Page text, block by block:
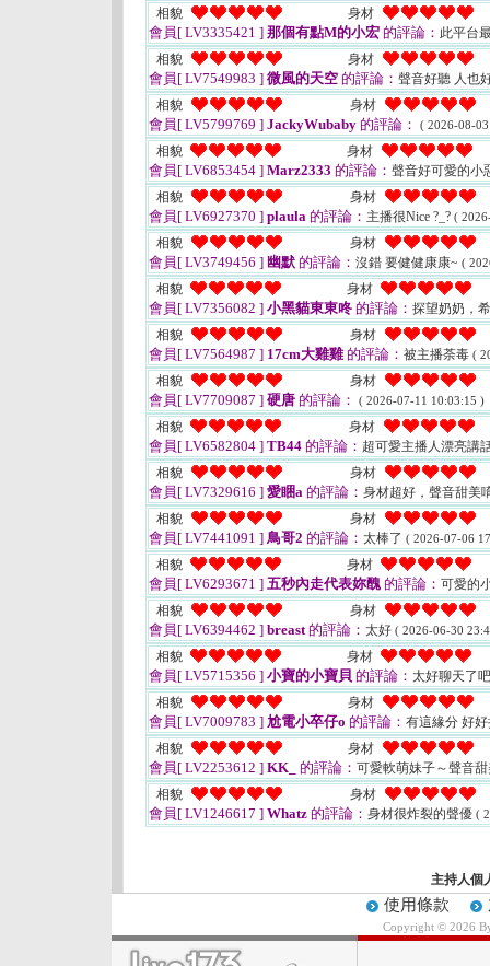
相貌
身材
會員[ LV3335421 ] 那個有點M的小宏 的評論： 此平台
相貌
身材
會員[ LV7549983 ] 微風的天空 的評論： 聲音好聽 人也
相貌
身材
會員[ LV5799769 ] JackyWubaby 的評論： ( 2026-08-
相貌 身材
會員[ LV6853454 ] Marz2333 的評論： 聲音好可愛的小
相貌
身材
會員[ LV6927370 ] plaula 的評論： 主播很Nice ?_? (
相貌 身材
會員[ LV3749456 ] 幽默 的評論： 沒錯 要健健康康~ (
相貌 身材
會員[ LV7356082 ] 小黑貓東東咚 的評論： 探望奶奶，
相貌
身材
會員[ LV7564987 ] 17cm大雞雞的評論： 被主播荼毒 (
相貌 身材
會員[ LV7709087 ] 硬唐 的評論： ( 2026-07-11 10:03:15 )
相貌 身材
會員[ LV6582804 ] TB44 的評論： 超可愛主播人漂亮講
相貌
身材
會員[ LV7329616 ] 愛睏a 的評論： 身材超好，聲音甜美
相貌
身材
會員[ LV7441091 ] 鳥哥2 的評論： 太棒了 ( 2026-07-06
相貌 身材
會員[ LV6293671 ] 五秒內走代表妳醜的評論： 可愛的
相貌
身材
會員[ LV6394462 ] breast的評論： 太好 ( 2026-06-30
相貌 身材
會員[ LV5715356 ] 小寶的小寶貝 的評論： 太好聊天了
相貌
身材
會員[ LV7009783 ] 尬電小卒仔o 的評論： 有這緣分 好
相貌
身材
會員[ LV2253612 ] KK_ 的評論： 可愛軟萌妹子～聲音
相貌
身材
會員[ LV1246617 ] Whatz 的評論： 身材很炸裂的聲優 (
主持人個
使用條款
Copyright © 2026